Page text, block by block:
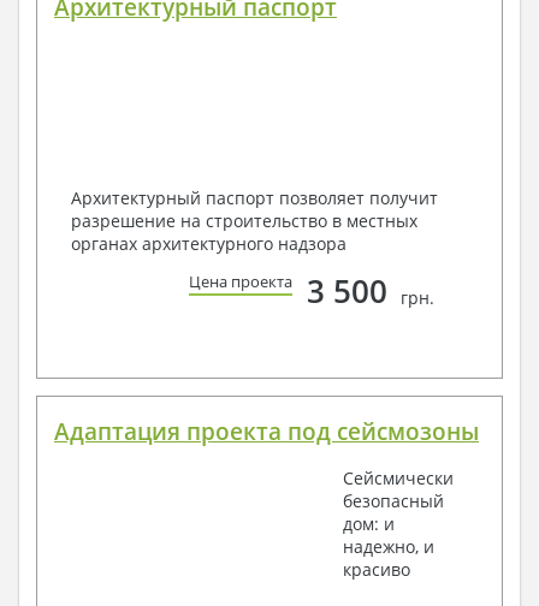
Архитектурный паспорт
Архитектурный паспорт позволяет получит
разрешение на строительство в местных
органах архитектурного надзора
Цена проекта 3 500 грн.
Адаптация проекта под сейсмозоны
Сейсмически
безопасный
дом: и
надежно, и
красиво